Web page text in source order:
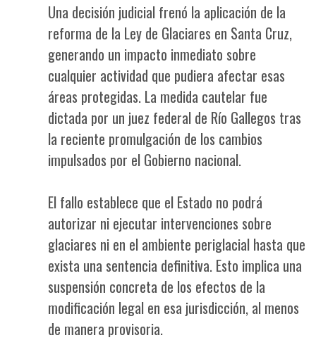
Una decisión judicial frenó la aplicación de la
reforma de la Ley de Glaciares en Santa Cruz,
generando un impacto inmediato sobre
cualquier actividad que pudiera afectar esas
áreas protegidas. La medida cautelar fue
dictada por un juez federal de Río Gallegos tras
la reciente promulgación de los cambios
impulsados por el Gobierno nacional.
El fallo establece que el Estado no podrá
autorizar ni ejecutar intervenciones sobre
glaciares ni en el ambiente periglacial hasta que
exista una sentencia definitiva. Esto implica una
suspensión concreta de los efectos de la
modificación legal en esa jurisdicción, al menos
de manera provisoria.